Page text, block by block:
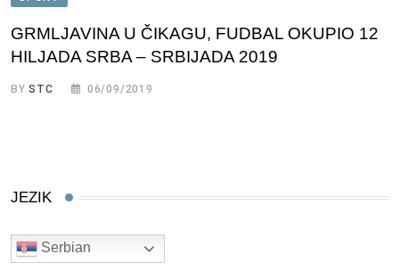
GRMLJAVINA U ČIKAGU, FUDBAL OKUPIO 12
HILJADA SRBA – SRBIJADA 2019
BYSTC 06/09/2019
JEZIK
Serbian